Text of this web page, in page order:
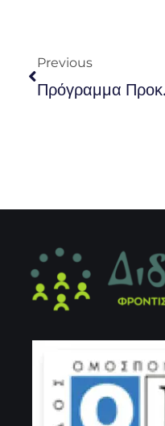
Previous